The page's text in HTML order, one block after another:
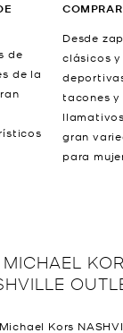
de
de la
Desde
clásicos
tacones
gran
para
MICHAEL
Kors